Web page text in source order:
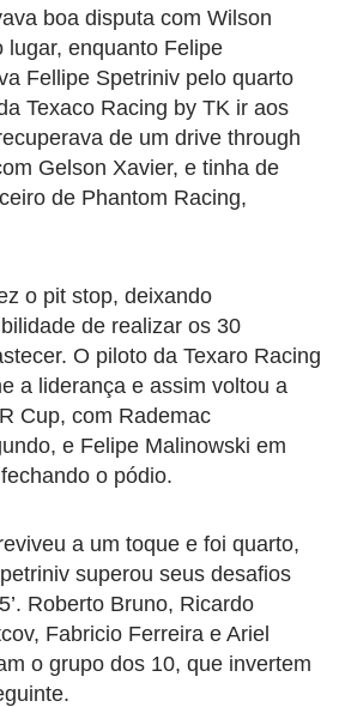
boa disputa com Wilson
lugar, enquanto Felipe
Fellipe Spetriniv pelo quarto
Texaco Racing by TK ir aos
de um drive through
Gelson Xavier, e tinha de
de Phantom Racing,
o pit stop, deixando
de realizar os 30
O piloto da Texaro Racing
a liderança e assim voltou a
Cup, com Rademac
e Felipe Malinowski em
o pódio.
a um toque e foi quarto,
superou seus desafios
Roberto Bruno, Ricardo
Fabricio Ferreira e Ariel
o grupo dos 10, que invertem